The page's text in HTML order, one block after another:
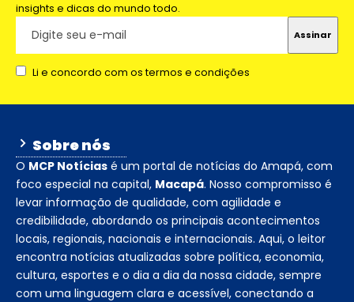
insights e dicas do mundo todo.
Li e concordo com os termos e condições
Sobre nós
O MCP Notícias é um portal de notícias do Amapá, com
foco especial na capital, Macapá. Nosso compromisso é
levar informação de qualidade, com agilidade e
credibilidade, abordando os principais acontecimentos
locais, regionais, nacionais e internacionais. Aqui, o leitor
encontra notícias atualizadas sobre política, economia,
cultura, esportes e o dia a dia da nossa cidade, sempre
com uma linguagem clara e acessível, conectando a